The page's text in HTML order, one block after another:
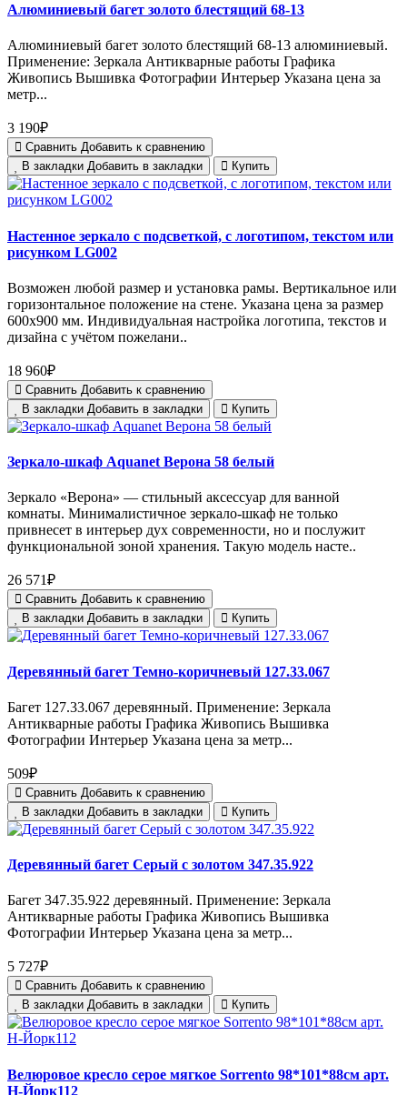
Алюминиевый багет золото блестящий 68-13
Алюминиевый багет золото блестящий 68-13 алюминиевый.
Применение: Зеркала Антикварные работы Графика
Живопись Вышивка Фотографии Интерьер Указана цена за
метр...
3 190₽
Сравнить Добавить к сравнению
В закладки Добавить в закладки Купить
Настенное зеркало с подсветкой, с логотипом, текстом или
рисунком LG002
Возможен любой размер и установка рамы. Вертикальное или
горизонтальное положение на стене. Указана цена за размер
600х900 мм. Индивидуальная настройка логотипа, текстов и
дизайна с учётом пожелани..
18 960₽
Сравнить Добавить к сравнению
В закладки Добавить в закладки Купить
Зеркало-шкаф Aquanet Верона 58 белый
Зеркало «Верона» — стильный аксессуар для ванной
комнаты. Минималистичное зеркало-шкаф не только
привнесет в интерьер дух современности, но и послужит
функциональной зоной хранения. Такую модель насте..
26 571₽
Сравнить Добавить к сравнению
В закладки Добавить в закладки Купить
Деревянный багет Темно-коричневый 127.33.067
Багет 127.33.067 деревянный. Применение: Зеркала
Антикварные работы Графика Живопись Вышивка
Фотографии Интерьер Указана цена за метр...
509₽
Сравнить Добавить к сравнению
В закладки Добавить в закладки Купить
Деревянный багет Серый с золотом 347.35.922
Багет 347.35.922 деревянный. Применение: Зеркала
Антикварные работы Графика Живопись Вышивка
Фотографии Интерьер Указана цена за метр...
5 727₽
Сравнить Добавить к сравнению
В закладки Добавить в закладки Купить
Велюровое кресло серое мягкое Sorrento 98*101*88см арт.
Н-Йорк112